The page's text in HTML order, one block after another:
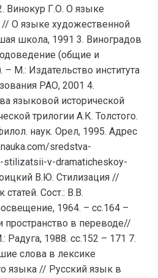
Винокур Г.О. О языке
// О языке художественной
школа, 1991 3. Виноградов
(общие и
М.: Издательство института
РАО, 2001 4.
языковой исторической
трилогии А.К. Толстого.
наук. Орел, 1995. Адрес
sredstva-
v-dramaticheskoy-
В.Ю. Стилизация //
Сост.: В.В.
1964. – сс.164 –
пространство в переводе//
Радуга, 1988. сс.152 – 171 7.
слова в лексике
языка // Русский язык в